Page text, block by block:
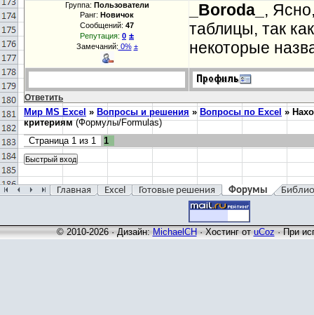
Группа: Пользователи
Ранг: Новичок
Сообщений: 47
Репутация: 0 ±
Замечаний: 0% ±
_Boroda_ ,
таблицы, так
некоторые
Ответить
Мир MS Excel » Вопросы и решения » Вопросы по Excel »
критериям (Формулы/Formulas)
Страница 1 из 1 1
Главная Excel Готовые решения Форумы
© 2010-2026 · Дизайн: MichaelCH · Хостинг от uCoz · При